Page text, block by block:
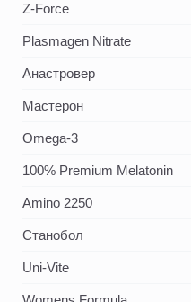
Z-Force
Plasmagen Nitrate
Анастровер
Мастерон
Omega-3
100% Premium Melatonin
Amino 2250
Станобол
Uni-Vite